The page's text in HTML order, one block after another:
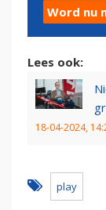
Word nu
Lees ook:
18-04-2024,
play